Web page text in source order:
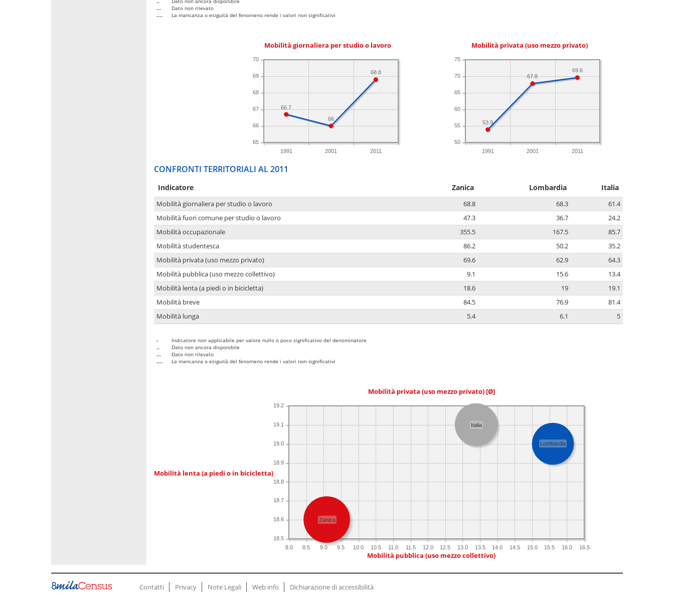
...
Dato non rilevato
....
La mancanza o esiguità del fenomeno rende i valori non significativi
Mobilità giornaliera per studio o lavoro
1991 2001 2011
65
66
67
68
69
70
68.8
66
66.7
Mobilità privata (uso mezzo privato)
1991 2001 2011
50
55
60
65
70
75
69.6
67.8
53.9
CONFRONTI TERRITORIALI AL 2011
Indicatore Zanica Lombardia Italia
Mobilità giornaliera per studio o lavoro 68.8 68.3
61.4
Mobilità fuori comune per studio o lavoro
47.3 36.7
24.2
Mobilità occupazionale
355.5 167.5
85.7
Mobilità studentesca
86.2 50.2
35.2
Mobilità privata (uso mezzo privato)
69.6 62.9
64.3
Mobilità pubblica (uso mezzo collettivo)
9.1 15.6
13.4
Mobilità lenta (a piedi o in bicicletta)
18.6 19
19.1
Mobilità breve
84.5 76.9
81.4
Mobilità lunga
5.4 6.1 5
-
Indicatore non applicabile per valore nullo o poco significativo del denominatore
..
Dato non ancora disponibile
...
Dato non rilevato
....
La mancanza o esiguità del fenomeno rende i valori non significativi
Mobilità privata (uso mezzo privato) [Ø]
Mobilità lenta (a piedi o in bicicletta)
8.0 8.5 9.0 9.5 10.0 10.5 11.0 11.5 12.0 12.5 13.0 13.5 14.0 14.5 15.0 15.5 16.0 16.5
18.5
18.6
18.7
18.8
18.9
19.0
19.1
19.2
Zanica
Italia
Lombardia
Mobilità pubblica (uso mezzo collettivo)
Contatti Privacy Note Legali Web info Dichiarazione di accessibilità